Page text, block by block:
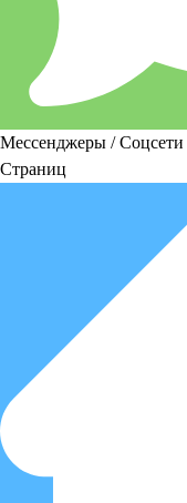
Мессенджеры / Соцсети
Страниц